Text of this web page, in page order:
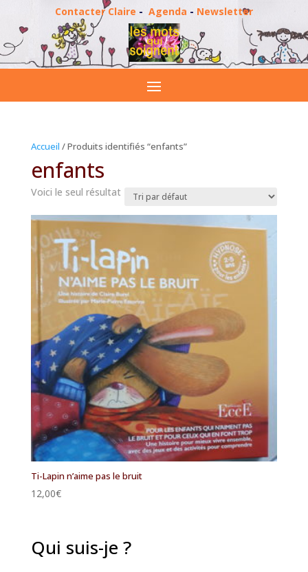
Contacter Claire - Agenda - Newsletter
Accueil / Produits identifiés “enfants”
enfants
Voici le seul résultat
Ti-Lapin n’aime pas le bruit
12,00€
Qui suis-je ?